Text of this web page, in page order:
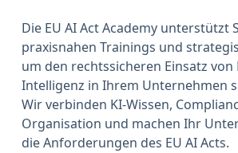
Die EU AI Act Academy unterstützt
praxisnahen Trainings und
um den rechtssicheren Einsatz
Intelligenz in Ihrem Unternehmen
Wir verbinden KI-Wissen,
Organisation und machen Ihr
die Anforderungen des EU AI Acts.